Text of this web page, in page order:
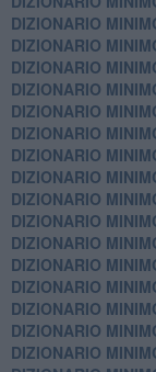
DIZIONARIO
DIZIONARIO
DIZIONARIO
DIZIONARIO
DIZIONARIO
DIZIONARIO
DIZIONARIO
DIZIONARIO
DIZIONARIO
DIZIONARIO
DIZIONARIO
DIZIONARIO
DIZIONARIO
DIZIONARIO
DIZIONARIO
DIZIONARIO